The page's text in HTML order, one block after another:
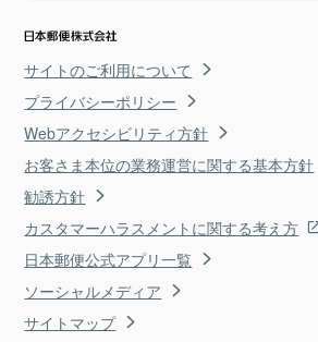
サイトのご利用について
プライバシーポリシー
Webアクセシビリティ方針
お客さま本位の業務運営に関する基本方針
勧誘方針
カスタマーハラスメントに関する考え方
日本郵便公式アプリ一覧
ソーシャルメディア
サイトマップ